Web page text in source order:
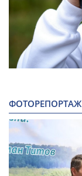
ФОТОРЕПОРТАЖ